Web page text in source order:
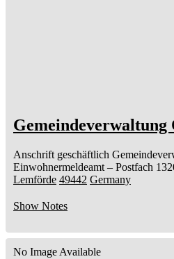
Gemeindeverwaltung
Anschrift geschäftlich
Einwohnermeldeamt – Postfach
Lemförde 49442 Germany
Show Notes
No Image Available